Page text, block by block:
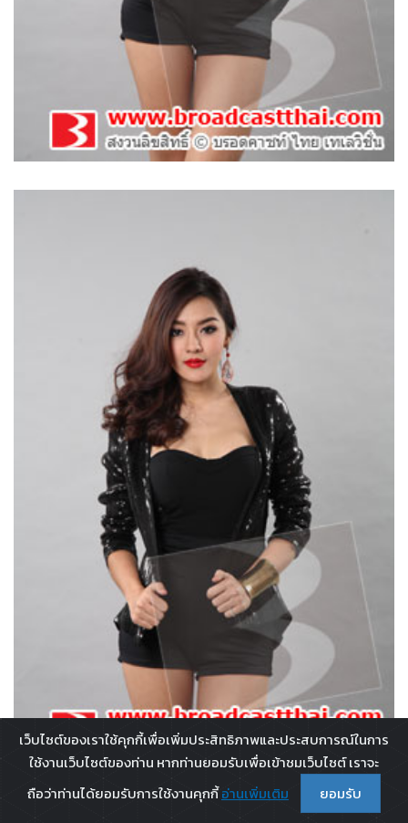
เว็บไซต์ของเราใช้คุกกี้เพื่อเพิ่มประสิทธิภาพและประสบการณ์ในการ
ใช้งานเว็บไซต์ของท่าน หากท่านยอมรับเพื่อเข้าชมเว็บไซต์ เราจะ
ถือว่าท่านได้ยอมรับการใช้งานคุกกี้อ่านเพิ่มเติม ยอมรับ